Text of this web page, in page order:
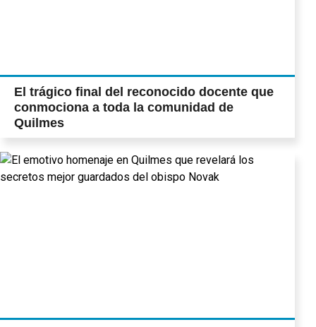
El trágico final del reconocido docente que
conmociona a toda la comunidad de
Quilmes